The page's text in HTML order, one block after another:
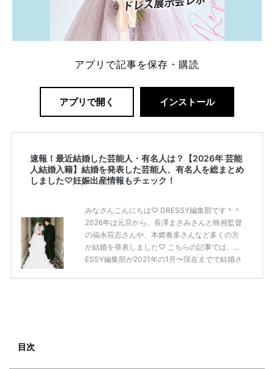
アプリで記事を保存・購読
アプリで開く インストール
速報！最近結婚した芸能人・有名人は？【2026年 芸能
人結婚入籍】結婚を発表した芸能人、有名人を総まとめ
しました♡妊娠出産情報もチェック！
みなさんこんにちは♡ DRESSY編集部です＾＾
2026年は元旦から、長澤まさみさんと映画監督
の福永荘志さんや、本郷奏多さんなど多くの方
が結婚を発表しました♡ こちらの記事では、DR
ESSY編集部が2021年の1月〜現在までで結婚さ
目次